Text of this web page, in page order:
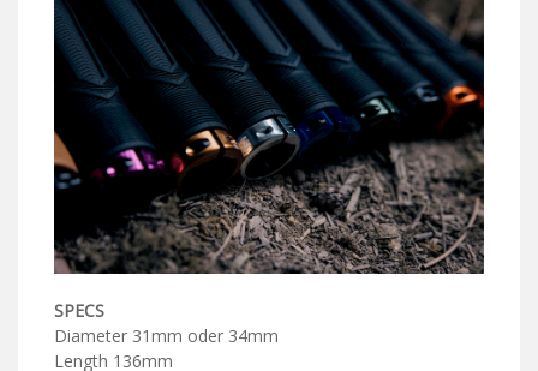
SPECS
Diameter 31mm oder 34mm
Length 136mm